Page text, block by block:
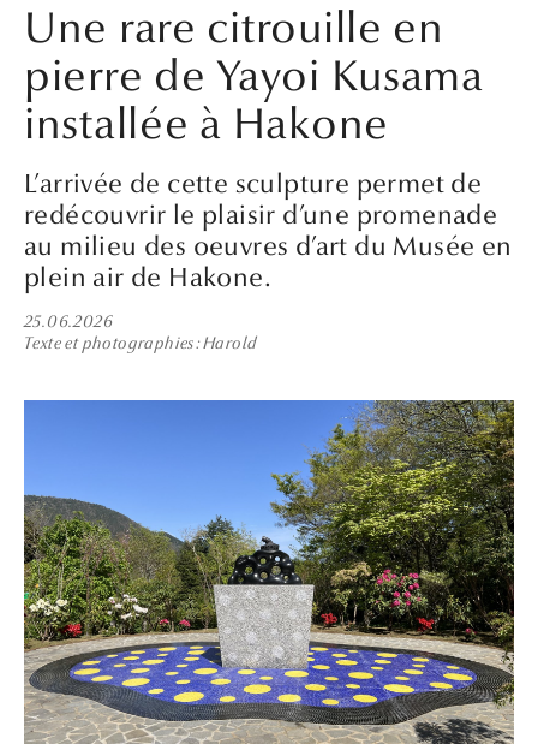
Une rare citrouille en
pierre de Yayoi Kusama
installée à Hakone
L’arrivée de cette sculpture permet de
redécouvrir le plaisir d’une promenade
au milieu des oeuvres d’art du Musée en
plein air de Hakone.
25.06.2026
Texte et photographies Harold